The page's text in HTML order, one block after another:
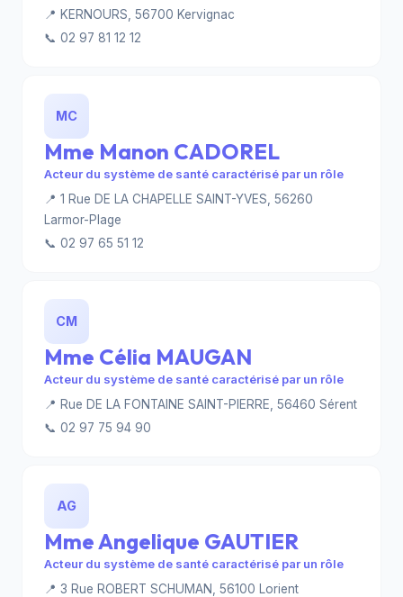
📍 KERNOURS, 56700 Kervignac
📞 02 97 81 12 12
MC
Mme Manon CADOREL
Acteur du système de santé caractérisé par un rôle
📍 1 Rue DE LA CHAPELLE SAINT-YVES, 56260
Larmor-Plage
📞 02 97 65 51 12
CM
Mme Célia MAUGAN
Acteur du système de santé caractérisé par un rôle
📍 Rue DE LA FONTAINE SAINT-PIERRE, 56460 Sérent
📞 02 97 75 94 90
AG
Mme Angelique GAUTIER
Acteur du système de santé caractérisé par un rôle
📍 3 Rue ROBERT SCHUMAN, 56100 Lorient